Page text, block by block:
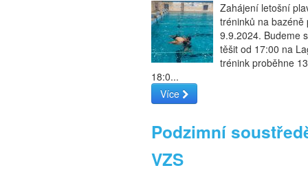
Zahájení letošní
tréninků na bazéně
9.9.2024. Budeme
těšit od 17:00 na
trénink proběhne
18:0...
Více
Podzimní
VZS